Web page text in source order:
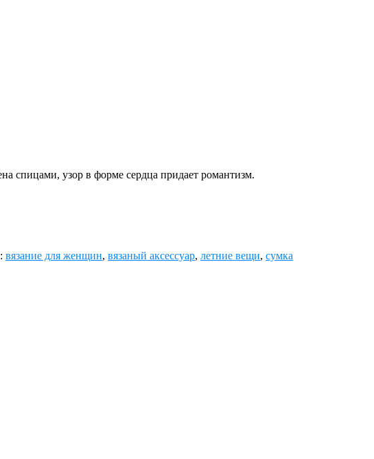
спицами, узор в форме сердца придает романтизм.
вязание для женщин, вязаный аксессуар, летние вещи, сумка